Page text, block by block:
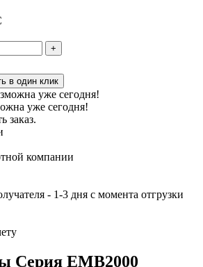
+
в один клик
уже сегодня!
заказ.
компании
- 1-3 дня с момента отгрузки
Серия EMB2000